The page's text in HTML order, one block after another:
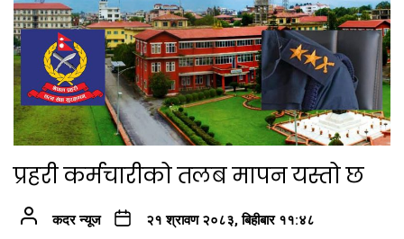
प्रहरी कर्मचारीको तलब मापन यस्तो छ
कदर न्यूज २१ श्रावण २०८३, बिहीबार ११:४८